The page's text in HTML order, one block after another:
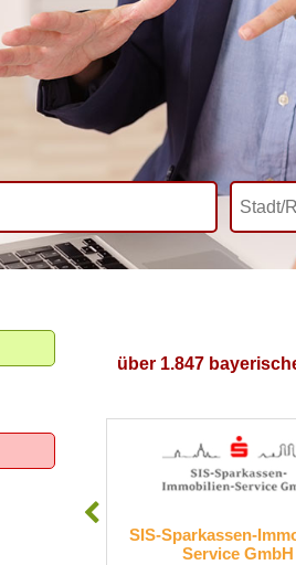
über 1.847
SIS-Sparkassen-Immobilien-